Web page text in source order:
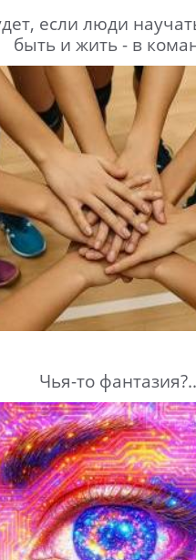
если люди
быть и жить - в
Чья-то